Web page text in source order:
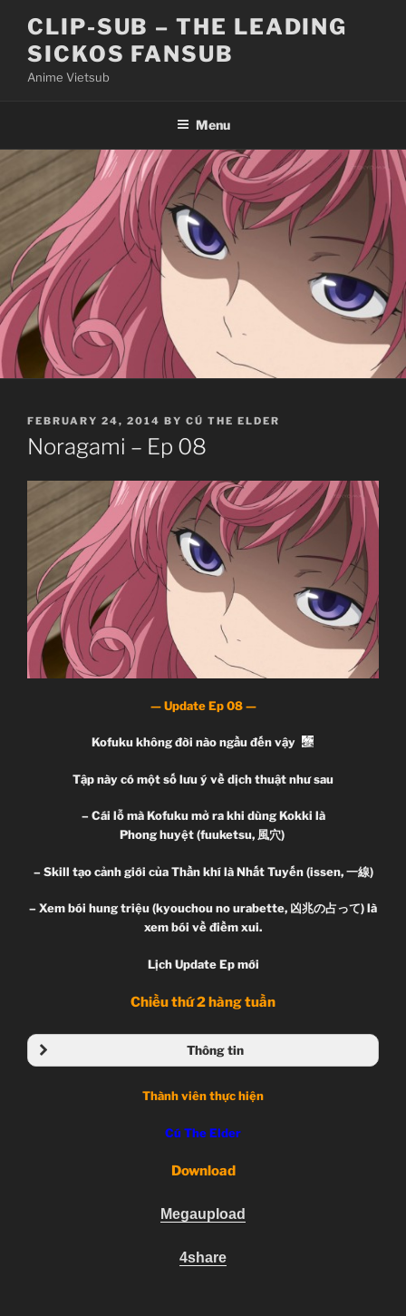
content
CLIP-SUB – THE LEADING
SICKOS FANSUB
Anime Vietsub
Menu
POSTED
ON
FEBRUARY 24, 2014 BY CÚ THE ELDER
Noragami – Ep 08
— Update Ep 08 —
Kofuku không đời nào ngầu đến vậy
Tập này có một số lưu ý về dịch thuật như sau
– Cái lỗ mà Kofuku mở ra khi dùng Kokki là
Phong huyệt (fuuketsu, 風穴)
– Skill tạo cảnh giới của Thần khí là Nhất Tuyến (issen, 一線)
– Xem bói hung triệu (kyouchou no urabette, 凶兆の占って) là
xem bói về điềm xui.
Lịch Update Ep mới
Chiều thứ 2 hàng tuần
Thông tin
Unknown, TV Series
Bones
Action, Adventure, Comedy, Manga, Seinen
Thành viên thực hiện
Cú The Elder
Download
Megaupload
4share